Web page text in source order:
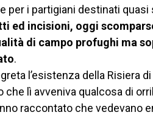
i partigiani destinati quasi
ed incisioni, oggi
di campo profughi ma
.
l’esistenza della Risiera di
che lì avveniva qualcosa di
raccontato che vedevano